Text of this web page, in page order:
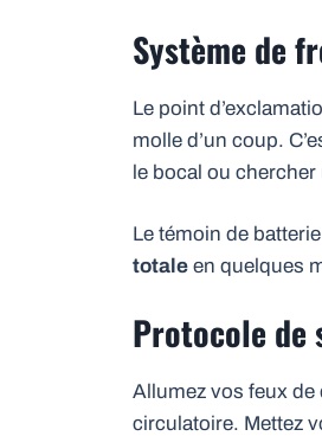
Système de
Le point
molle d’un coup.
le bocal ou
Le témoin de
totale en quelques
Protocole de
Allumez vos feux
circulatoire. Mettez